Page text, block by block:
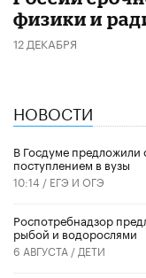
физики и
12 ДЕКАБРЯ
НОВОСТИ
В Госдуме предложили
поступлением в вузы
10:14 / ЕГЭ И ОГЭ
Роспотребнадзор
рыбой и водорослями
6 АВГУСТА / ДЕТИ